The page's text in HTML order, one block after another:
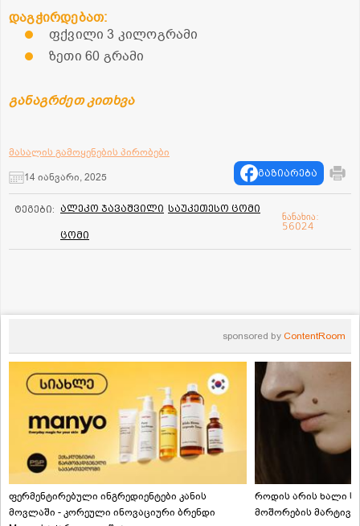
დაგჭირდებათ:
ფქვილი 3 კილოგრამი
ზეთი 60 გრამი
განაგრძეთ კითხვა
მასალის გამოყენების პირობები
14 იანვარი, 2025
გაზიარება
ტეგები: ალეკო ჯავაშვილი საუკეთესო ცომი
ცომი
ნანახია:
56024
sponsored by ContentRoom
ფერმენტირებული ინგრედიენტები კანის
მოვლაში - კორეული ინოვაციური ბრენდი
როდის არის ხალი
მოშორების